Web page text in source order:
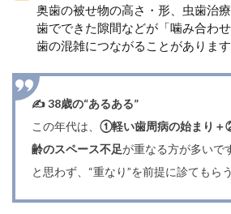
奥歯の被せ物の高さ・形、虫歯治
歯でできた隙間などが「噛み合わ
歯の混雑につながることがあります
✍️ 38歳の“あるある”
この年代は、 ①軽い歯周病の始まり
齢のスペース不足が重なる方が多いで
と思わず、“重なり”を前提に診てもら